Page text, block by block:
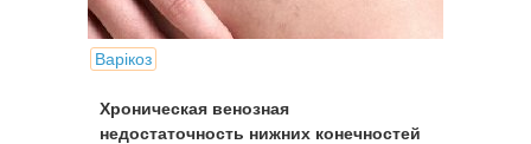
Варікоз
Хроническая венозная
недостаточность нижних конечностей